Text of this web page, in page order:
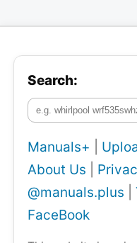
Search:
Manuals+
About Us
@manuals.plus
FaceBook